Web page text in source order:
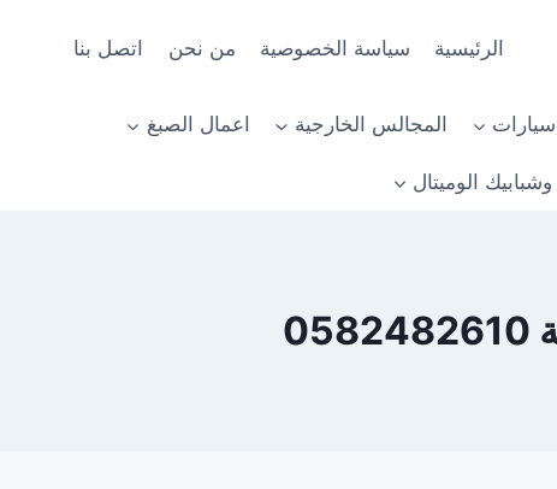
الرئيسية سياسة الخصوصية من نحن اتصل بنا
المجالس الخارجية اعمال الصبغ
الوميتال